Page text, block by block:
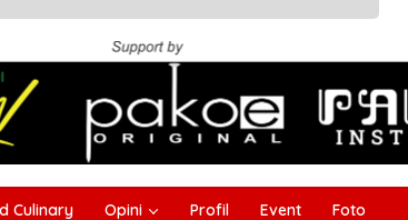
Culinary Opini Profil Event Foto